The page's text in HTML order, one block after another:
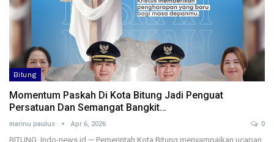
Bitung
Momentum Paskah Di Kota Bitung Jadi Penguat
Persatuan Dan Semangat Bangkit…
marinu paulus Apr 6, 2026 0
BITUNG, Indo-news.id — Pemerintah Kota Bitung menyampaikan ucapan